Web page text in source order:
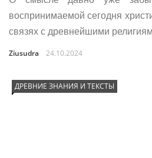
воспринимаемой сегодня
связях с древнейшими
Ziusudra 24.10.2024
ДРЕВНИЕ ЗНАНИЯ И ТЕКСТЫ